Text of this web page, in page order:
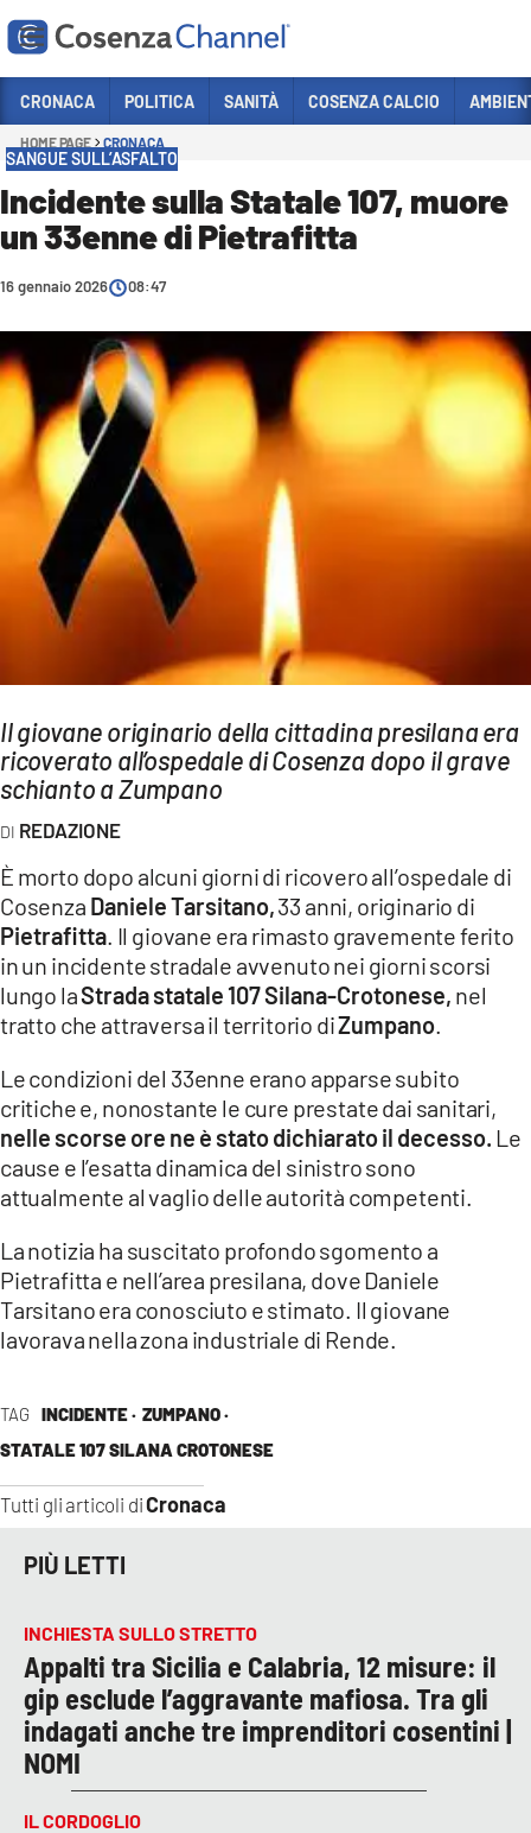
Sezioni
CRONACA
POLITICA
ITALIA MONDO
SANITÀ
SPORT
CULTURA
AMBIENTE
Streaming
LAC NETWORK
LAC ONAIR
LaC
LACTV.IT
LACONAIR.IT
LACITYMAG.IT
ILREGGINO.IT
COSENZACHANNEL.IT
ILVIBONESE.IT
CATANZAROCHANNEL.IT
LACAPITALENEWS.IT
ANDROID
APPLE
CRONACA POLITICA SANITÀ COSENZA CALCIO
HOME PAGE CRONACA
SANGUE SULL’ASFALTO
Incidente sulla Statale 107, muore
un 33enne di Pietrafitta
16 gennaio 2026 08:47
Il giovane originario della cittadina presilana era
ricoverato all’ospedale di Cosenza dopo il grave
schianto a Zumpano
REDAZIONE
TAG INCIDENTE · ZUMPANO ·
STATALE 107 SILANA CROTONESE
Tutti gli articoli diCronaca
È morto dopo alcuni giorni di ricovero all’ospedale di
Cosenza Daniele Tarsitano,33 anni, originario di
Pietrafitta . Il giovane era rimasto gravemente ferito
in un incidente stradale avvenuto nei giorni scorsi
lungo laStrada statale 107 Silana-Crotonese, nel
tratto che attraversa il territorio diZumpano
Le condizioni del 33enne erano apparse subito
critiche e, nonostante le cure prestate dai sanitari,
nelle scorse ore ne è stato dichiarato il decesso. Le
cause e l’esatta dinamica del sinistro sono
attualmente al vaglio delle autorità competenti.
La notizia ha suscitato profondo sgomento a
Pietrafitta e nell’area presilana, dove Daniele
Tarsitano era conosciuto e stimato. Il giovane
lavorava nella zona industriale di Rende.
PIÙ LETTI
INCHIESTA SULLO STRETTO
Appalti tra Sicilia e Calabria, 12 misure: il
gip esclude l’aggravante mafiosa. Tra gli
indagati anche tre imprenditori cosentini |
NOMI
IL CORDOGLIO